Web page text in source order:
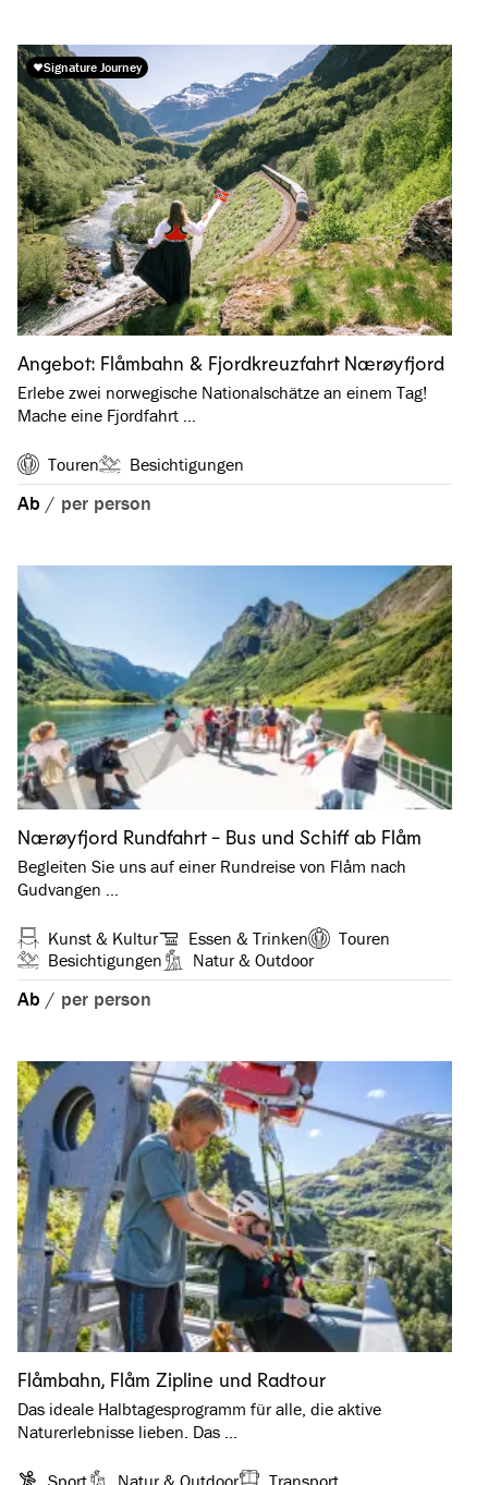
Signature Journey
Angebot: Flåmbahn & Fjordkreuzfahrt Nærøyfjord
Erlebe zwei norwegische Nationalschätze an einem Tag!
Mache eine Fjordfahrt …
Touren Besichtigungen
Ab / per person
Nærøyfjord Rundfahrt - Bus und Schiff ab Flåm
Begleiten Sie uns auf einer Rundreise von Flåm nach
Gudvangen …
Kunst & Kultur Essen & Trinken
Touren
Besichtigungen
Natur & Outdoor
Ab / per person
Flåmbahn, Flåm Zipline und Radtour
Das ideale Halbtagesprogramm für alle, die aktive
Naturerlebnisse lieben. Das …